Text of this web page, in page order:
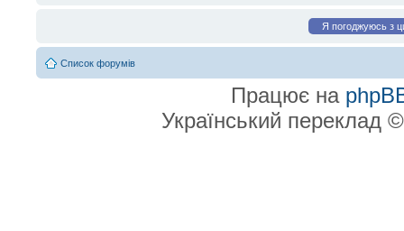
Список форумів
Працює на
Український переклад